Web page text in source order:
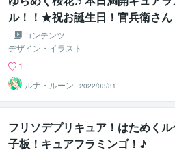
ル！！★祝お誕生日！官兵衛さん
コンテンツ
デザイン・イラスト
1
ルナ・ルーン
2022/03/31
フリソデプリキュア！はためく
子板！キュアフラミンゴ！♪